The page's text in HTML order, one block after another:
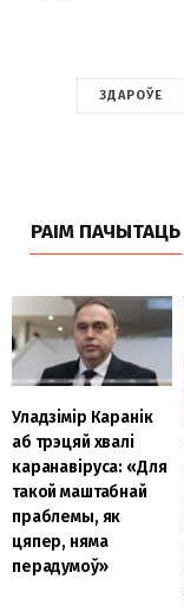
ЗДАРОЎЕ
РАІМ ПАЧЫТАЦЬ
Уладзімір Каранік
аб трэцяй хвалі
каранавіруса: «Для
такой маштабнай
праблемы, як
цяпер, няма
перадумоў»